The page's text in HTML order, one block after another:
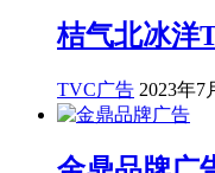
桔气北冰洋
TVC广告 2023年7